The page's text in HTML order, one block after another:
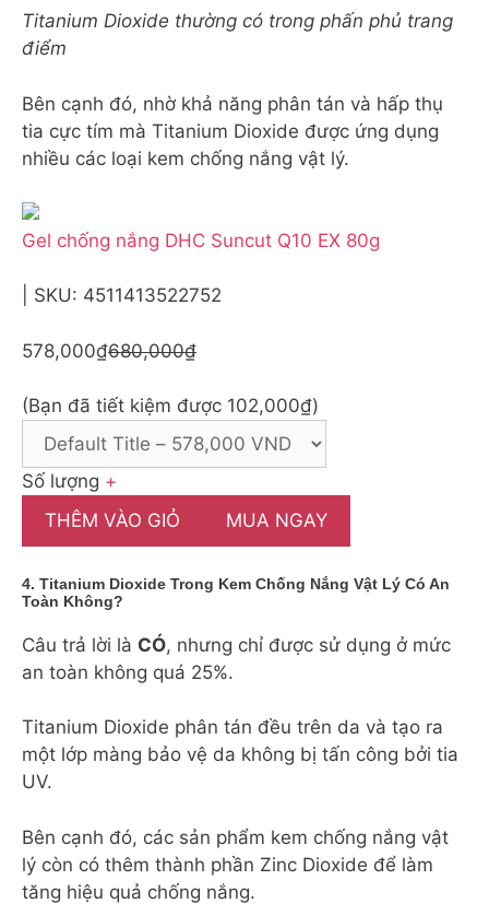
Titanium Dioxide thường có trong phấn phủ trang
điểm
Bên cạnh đó, nhờ khả năng phân tán và hấp thụ
tia cực tím mà Titanium Dioxide được ứng dụng
nhiều các loại kem chống nắng vật lý.
Gel chống nắng DHC Suncut Q10 EX 80g
| SKU: 4511413522752
578,000₫680,000₫
(Bạn đã tiết kiệm được 102,000₫)
Số lượng +
THÊM VÀO GIỎ
MUA NGAY
4. Titanium Dioxide Trong Kem Chống Nắng Vật Lý Có An
Toàn Không?
Câu trả lời là CÓ, nhưng chỉ được sử dụng ở mức
an toàn không quá 25%.
Titanium Dioxide phân tán đều trên da và tạo ra
một lớp màng bảo vệ da không bị tấn công bởi tia
UV.
Bên cạnh đó, các sản phẩm kem chống nắng vật
lý còn có thêm thành phần Zinc Dioxide để làm
tăng hiệu quả chống nắng.